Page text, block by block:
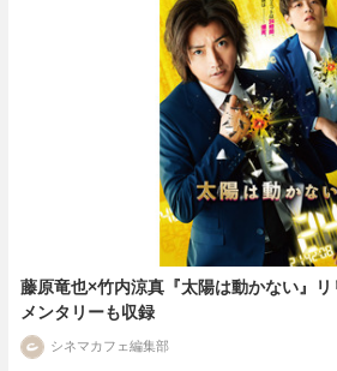
藤原竜也×竹内涼真『太陽は動かない』
メンタリーも収録
シネマカフェ編集部